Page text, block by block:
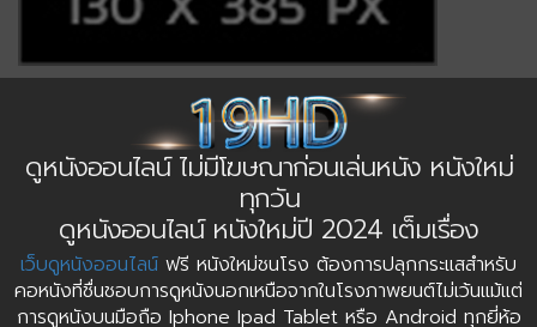
ดูหนังออนไลน์ ไม่มีโฆษณาก่อนเล่นหนัง หนังใหม่
ทุกวัน
ดูหนังออนไลน์ หนังใหม่ปี 2024 เต็มเรื่อง
เว็บดูหนังออนไลน์ ฟรี หนังใหม่ชนโรง ต้องการปลุกกระแสสำหรับ
คอหนังที่ชื่นชอบการดูหนังนอกเหนือจากในโรงภาพยนต์ไม่เว้นแม้แต่
การดูหนังบนมือถือ Iphone Ipad Tablet หรือ Android ทุกยี่ห้อ